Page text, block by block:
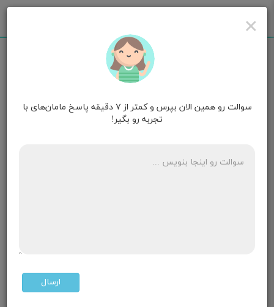
مامان حس خوب هفته سیزدهم بارداری
بخورم؟
×
سوالت رو همین الان بپرس و کمتر از ۷ دقیقه پاسخ مامان‌های با
تجربه رو بگیر!
ارسال